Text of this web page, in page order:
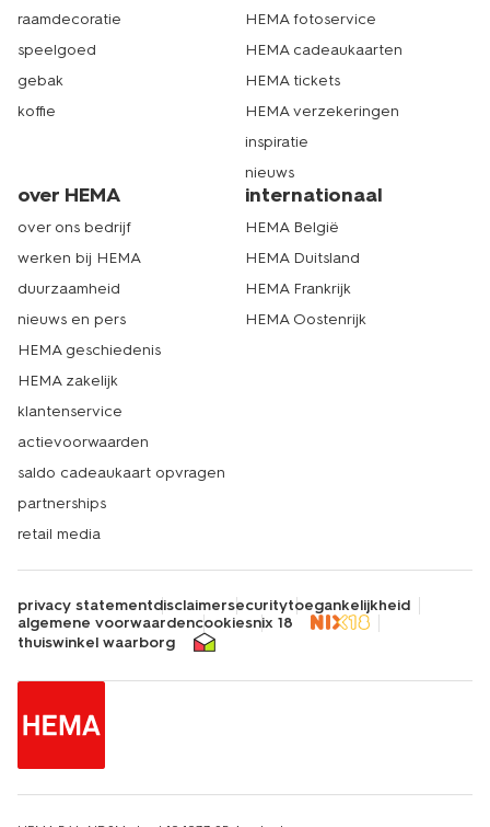
raamdecoratie
speelgoed
gebak
koffie
HEMA fotoservice
HEMA cadeaukaarten
HEMA tickets
HEMA verzekeringen
inspiratie
nieuws
over HEMA
over ons bedrijf
werken bij HEMA
duurzaamheid
nieuws en pers
HEMA geschiedenis
HEMA zakelijk
klantenservice
actievoorwaarden
saldo cadeaukaart opvragen
partnerships
retail media
internationaal
HEMA België
HEMA Duitsland
HEMA Frankrijk
HEMA Oostenrijk
privacy statementdisclaimersecuritytoegankelijkheid
algemene voorwaardencookiesnix 18
thuiswinkel waarborg